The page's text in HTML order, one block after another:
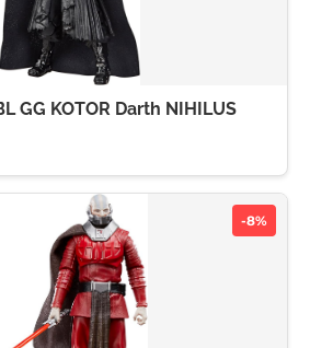
GG KOTOR Darth NIHILUS
-8%